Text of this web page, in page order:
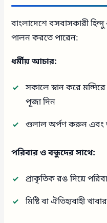
বাংলাদেশে বসবাসকারী হিন্দু
পালন করতে পারেন:
ধর্মীয় আচার:
সকালে স্নান করে
পূজা দিন
গুলাল অর্পণ করুন এবং
পরিবার ও বন্ধুদের সাথে:
প্রাকৃতিক রঙ দিয়ে
মিষ্টি বা ঐতিহ্যবাহী